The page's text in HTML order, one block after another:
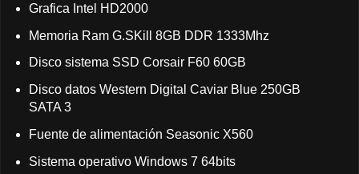
Grafica Intel HD2000
Memoria Ram G.SKill 8GB DDR 1333Mhz
Disco sistema SSD Corsair F60 60GB
Disco datos Western Digital Caviar Blue 250GB
SATA 3
Fuente de alimentación Seasonic X560
Sistema operativo Windows 7 64bits